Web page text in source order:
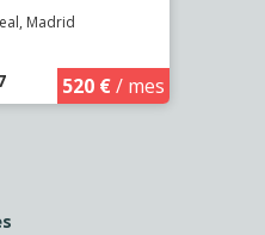
Madrid
520 €/ mes